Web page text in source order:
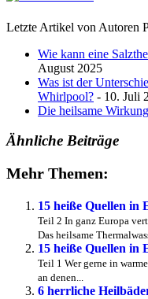
Letzte Artikel von Autoren
Wie kann eine
August 2025
Was ist der
Whirlpool? - 10. Juli
Die heilsame
Ähnliche Beiträge
Mehr Themen:
15 heiße Quellen in
Teil 2 In ganz Europa
Das heilsame
15 heiße Quellen in
Teil 1 Wer gerne in
an denen...
6 herrliche